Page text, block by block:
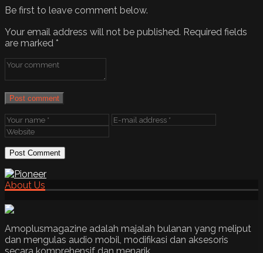
Be first to leave comment below.
Your email address will not be published. Required fields
are marked *
Post comment
About Us
Amoplusmagazine adalah majalah bulanan yang meliput
dan mengulas audio mobil, modifikasi dan aksesoris